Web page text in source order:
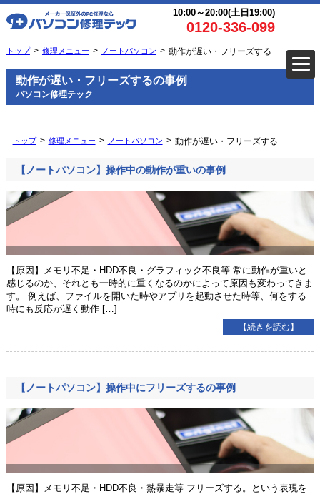
10:00～20:00(土日19:00)
0120-336-099
トップ 修理メニュー ノートパソコン 動作が遅い・フリーズする
動作が遅い・フリーズするの事例
パソコン修理テック
トップ 修理メニュー ノートパソコン 動作が遅い・フリーズする
【ノートパソコン】操作中の動作が重いの事例
【原因】メモリ不足・HDD不良・グラフィック不良等 常に動作が重いと
感じるのか、それとも一時的に重くなるのかによって原因も変わってきま
す。 例えば、ファイルを開いた時やアプリを起動させた時等、何をする
時にも反応が遅く動作 […]
【続きを読む】
【ノートパソコン】操作中にフリーズするの事例
【原因】メモリ不足・HDD不良・熱暴走等 フリーズする。という表現を